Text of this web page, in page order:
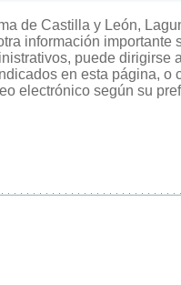
de Castilla y León,
información importante
puede dirigirse
en esta página, o
electrónico según su